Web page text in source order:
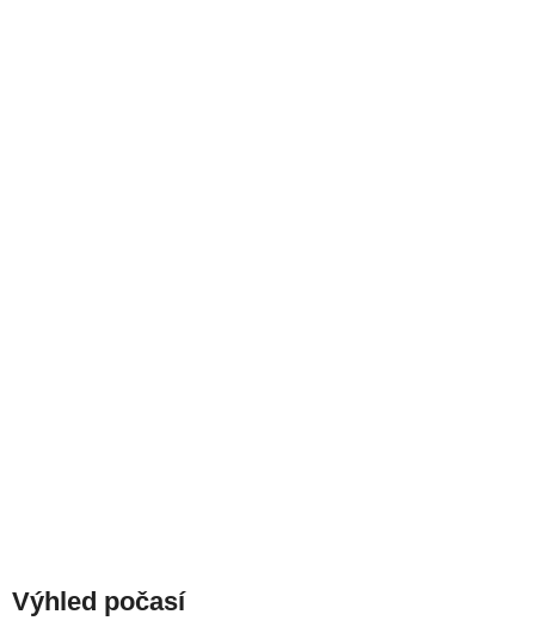
Výhled počasí